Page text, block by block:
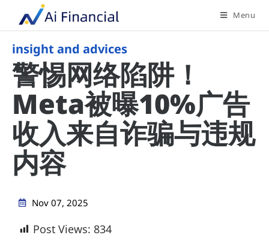
Menu
insight and advices
警惕网络陷阱！
Meta被曝10%广告
收入来自诈骗与违规
内容
Nov 07, 2025
Post Views: 834